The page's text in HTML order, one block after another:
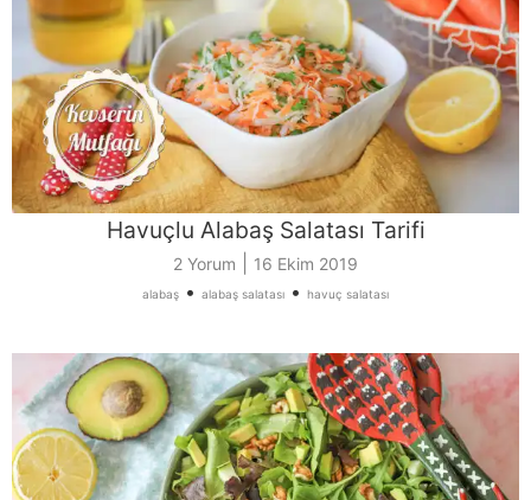
Havuçlu Alabaş Salatası Tarifi
2 Yorum 16 Ekim 2019
alabaş • alabaş salatası • havuç salatası